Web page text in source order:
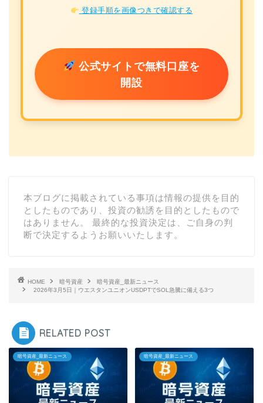
登録手順を画像つきで確認する
公式サイトで無料口座を
開設
本ブログに掲載されている事項は情報の提供を目的
としたものであり、投資の勧誘を目的としたもので
はありません。 最終的な投資決定は、ご自身の判
断で決定するようお願いいたします。
HOME 暗号資産
暗号資産_最新ニュース
2026年3月5日｜ウエスタンユニオンUSDPTでSOL急騰に備える3つ
RELATED POST
暗号資産_最新ニュース 暗号資産_最新ニュース